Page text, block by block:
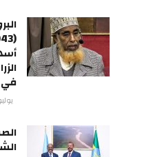
في
يوليو 1,